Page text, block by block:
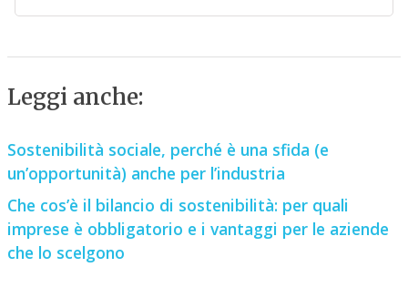
Leggi anche:
Sostenibilità sociale, perché è una sfida (e
un’opportunità) anche per l’industria
Che cos’è il bilancio di sostenibilità: per quali
imprese è obbligatorio e i vantaggi per le aziende
che lo scelgono